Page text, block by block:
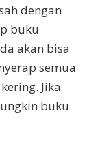
dengan
buku
akan bisa
semua
Jika
buku